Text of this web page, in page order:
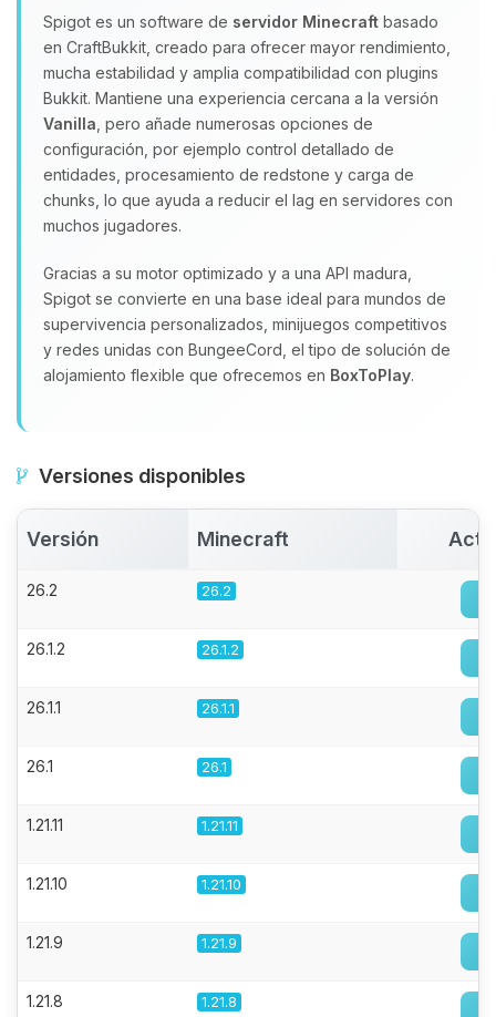
Spigot es un software de servidor Minecraft basado
en CraftBukkit, creado para ofrecer mayor rendimiento,
mucha estabilidad y amplia compatibilidad con plugins
Bukkit. Mantiene una experiencia cercana a la versión
Vanilla , pero añade numerosas opciones de
configuración, por ejemplo control detallado de
entidades, procesamiento de redstone y carga de
chunks, lo que ayuda a reducir el lag en servidores con
muchos jugadores.
Gracias a su motor optimizado y a una API madura,
Spigot se convierte en una base ideal para mundos de
supervivencia personalizados, minijuegos competitivos
y redes unidas con BungeeCord, el tipo de solución de
alojamiento flexible que ofrecemos en BoxToPlay.
Versiones disponibles
Versión Minecraft
26.2 26.2
26.1.2 26.1.2
26.1.1 26.1.1
26.1 26.1
1.21.11 1.21.11
1.21.10 1.21.10
1.21.9 1.21.9
1.21.8 1.21.8
Yupi, por fin alguien con quien
hablar! Soy Choupy, tu pequeno
asistente de BoxToPlay. Cuentame
que necesitas y moveré mis
pequenos circuitos para ayudarte.
08/08/2026 12:09